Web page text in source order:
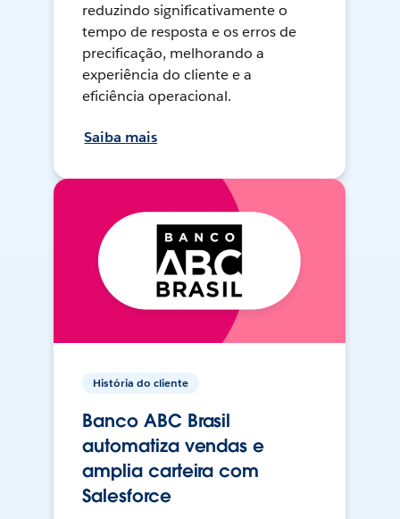
reduzindo significativamente o
tempo de resposta e os erros de
precificação, melhorando a
experiência do cliente e a
eficiência operacional.
Saiba mais
História do cliente
Banco ABC Brasil
automatiza vendas e
amplia carteira com
Salesforce